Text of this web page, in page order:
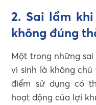
2. Sai lầm
không đúng
Một trong những
vi sinh là không
điểm sử dụng có
hoạt động của lợi